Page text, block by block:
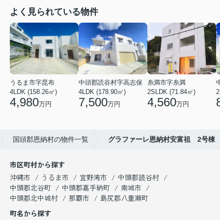
よく見られている物件
うるま市字昆布
4LDK (158.26㎡)
4,980万円
中頭郡読谷村字高志保
4LDK (178.90㎡)
7,500万円
糸満市字糸満
2SLDK (71.84㎡)
4,560万円
国頭郡恩納村の物件一覧 グラファーレ恩納村安富祖 2号棟
市区町村から探す
沖縄市
うるま市 宜野湾市
中頭郡読谷村
中頭郡北谷町
中頭郡嘉手納町
南城市
中頭郡北中城村
那覇市
島尻郡八重瀬町
町名から探す